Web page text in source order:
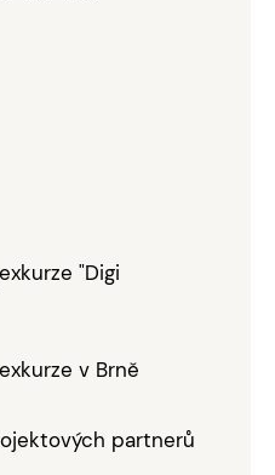
"Digi
v Brně
partnerů